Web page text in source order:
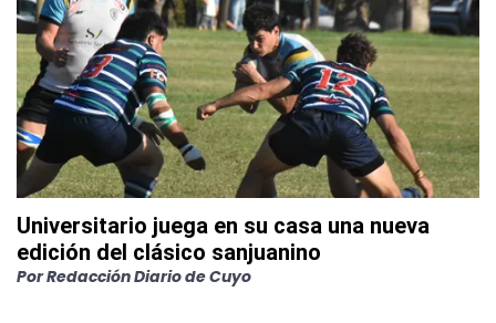
Universitario juega en su casa una nueva
edición del clásico sanjuanino
PorRedacción Diario de Cuyo